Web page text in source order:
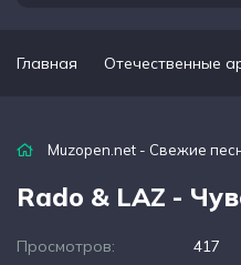
Главная Отечественные
Muzopen.net - Свежие
Rado & LAZ -
Просмотров:
417